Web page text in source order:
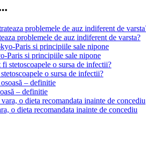
problemele de auz indiferent de varsta?
Paris si principiile sale nipone
o sursa de infectii?
– definitie
o dieta recomandata inainte de concediu